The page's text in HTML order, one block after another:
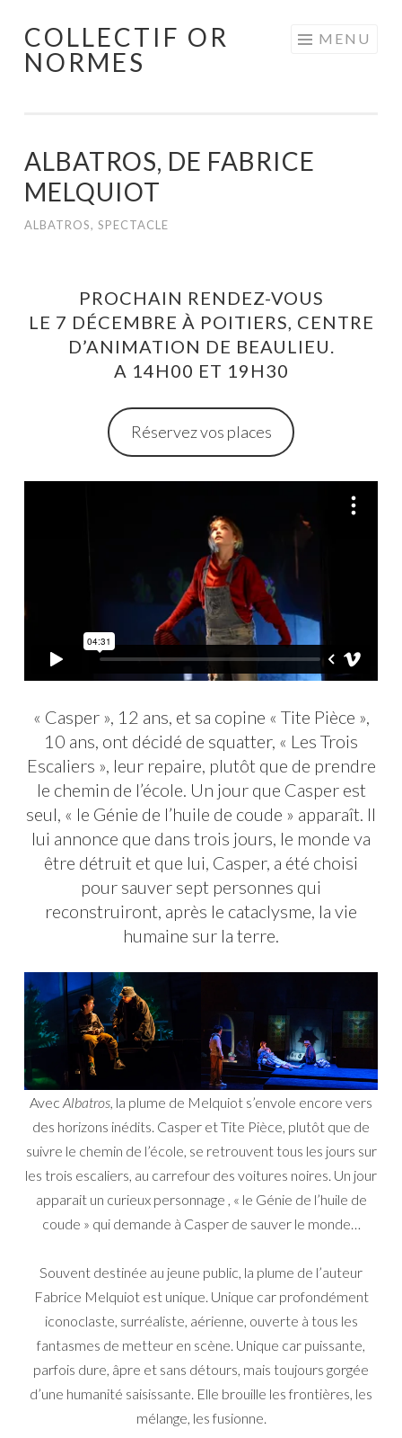
Aller
au
COLLECTIF OR
NORMES
MENU
ALBATROS, DE FABRICE
MELQUIOT
ALBATROS, SPECTACLE
PROCHAIN RENDEZ-VOUS
LE 7 DÉCEMBRE À POITIERS, CENTRE
D’ANIMATION DE BEAULIEU.
A 14H00 ET 19H30
Réservez vos places
« Casper », 12 ans, et sa copine « Tite Pièce »,
10 ans, ont décidé de squatter, « Les Trois
Escaliers », leur repaire, plutôt que de prendre
le chemin de l’école. Un jour que Casper est
seul, « le Génie de l’huile de coude » apparaît. Il
lui annonce que dans trois jours, le monde va
être détruit et que lui, Casper, a été choisi
pour sauver sept personnes qui
reconstruiront, après le cataclysme, la vie
humaine sur la terre.
Avec Albatros, la plume de Melquiot s’envole encore vers
des horizons inédits. Casper et Tite Pièce, plutôt que de
suivre le chemin de l’école, se retrouvent tous les jours sur
les trois escaliers, au carrefour des voitures noires. Un jour
apparait un curieux personnage , « le Génie de l’huile de
coude » qui demande à Casper de sauver le monde…
Souvent destinée au jeune public, la plume de l’auteur
Fabrice Melquiot est unique. Unique car profondément
iconoclaste, surréaliste, aérienne, ouverte à tous les
fantasmes de metteur en scène. Unique car puissante,
parfois dure, âpre et sans détours, mais toujours gorgée
d’une humanité saisissante. Elle brouille les frontières, les
mélange, les fusionne.